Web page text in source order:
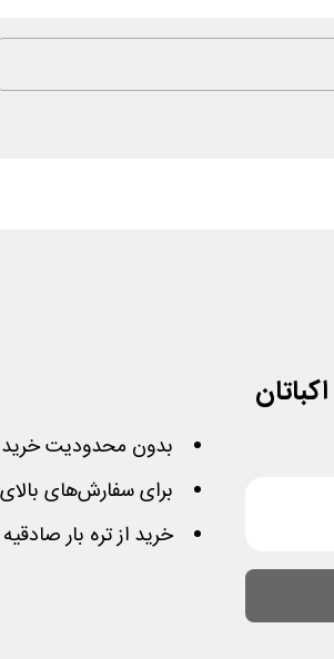
بدون محدودیت
برای سفارش‌های بالای 50,000 تومان
خرید از تره بار